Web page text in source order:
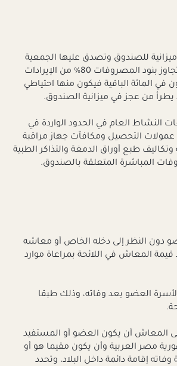
للصندوق وتصدق عليها الجمعية
العمومية، ويجب ألا تجاوز بنود المصروفات 80% من الإيرادات
في المائة الباقية فيكون منها احتياطي
من عجز في ميزانية الصندوق.
النشاط العام في الحدود الواردة في
عمولات التحصيل ومكافآت جهاز مراقبة
طبع أوراق الدمغة والتذاكر الطبية
المباشرة المتعلقة بالصندوق.
النظر إلى دخله الخاص أو معاشه
المعاش في اللائحة بمراعاة موارد
العضو بعد وفاته، وذلك طبقا
المعاش أن يكون العضو أو المستفيد
مصر العربية وأن يكون مقيما هو أو
إقامة دائمة داخل البلاد، وتحدد